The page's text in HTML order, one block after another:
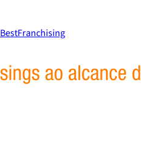
BestFranchising